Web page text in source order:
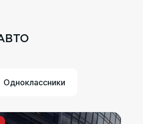
Одноклассники